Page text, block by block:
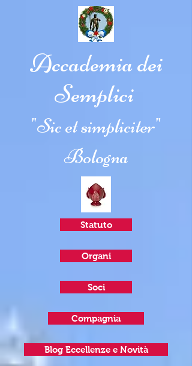
Accademia dei
Semplici
"Sic et simpliciter"
Bologna
Statuto
Organi
Soci
Compagnia
Blog Eccellenze e Novità